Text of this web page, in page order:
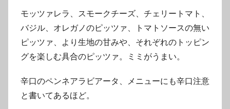
モッツァレラ、スモークチーズ、チェリートマト、
バジル、オレガノのピッツァ、トマトソースの無い
ピッツァ、より生地の甘みや、それぞれのトッピン
グを楽しむ具合のピッツァ。ミミがうまい。
辛口のペンネアラビアータ、メニューにも辛口注意
と書いてあるほど。